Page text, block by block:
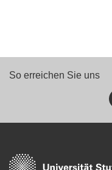
So erreichen Sie uns